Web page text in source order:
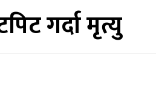
गर्दा मृत्यु